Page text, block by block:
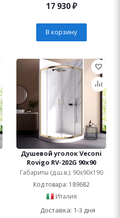
17 930₽
В корзину
Душевой уголок Veconi
Rovigo RV-202G 90x90
Габариты (д.ш.в.): 90x90x190
Код товара: 189682
Италия
Доставка: 1-3 дня